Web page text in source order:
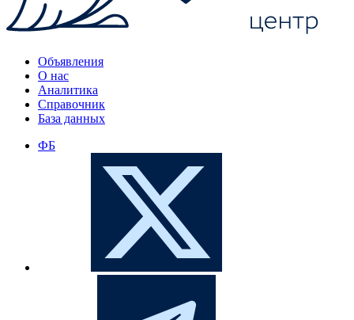
Объявления
О нас
Аналитика
Справочник
База данных
ФБ